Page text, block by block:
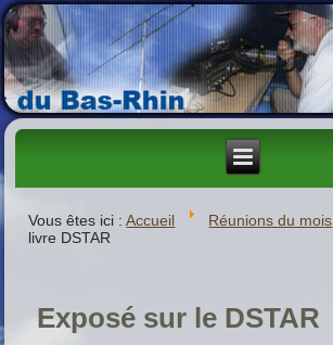
Vous êtes ici :Accueil Réunions du mois
livre DSTAR
Exposé sur le DSTAR